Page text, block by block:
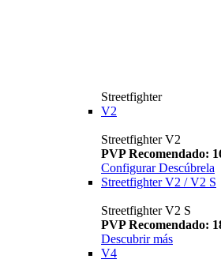
Streetfighter
V2
Streetfighter V2
PVP Recomendado:
Configurar Descúbrela
Streetfighter V2 / V2 S
Streetfighter V2 S
PVP Recomendado:
Descubrir más
V4